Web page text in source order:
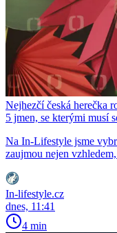
Nejhezčí česká herečka
5 jmen, se kterými musí
Na In-Lifestyle jsme
zaujmou nejen
In-lifestyle.cz
dnes, 11:41
4 min